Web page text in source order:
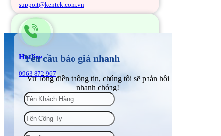
support@kentek.com.vn
Hotline
0963 872 967
Yêu cầu báo giá nhanh
Vui lòng điền thông tin, chúng tôi sẽ phản hồi
nhanh chóng!